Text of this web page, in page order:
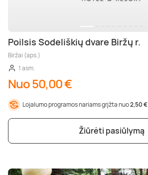
Poilsis Sodeliškių dvare Biržų r.
Biržai (aps.)
1 asm.
Nuo 50,00 €
Lojalumo programos nariams grįžta nuo2,50 €
Žiūrėti pasiūlymą